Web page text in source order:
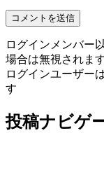
ログインメンバー
場合は無視されま
ログインユーザー
す
投稿ナビゲ